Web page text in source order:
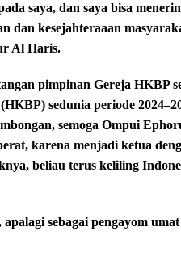
saya, dan saya bisa
dan kesejahteraaan
Al Haris.
pimpinan Gereja HKBP
sedunia periode
semoga Ompui
karena menjadi ketua
beliau terus keliling
sebagai pengayom